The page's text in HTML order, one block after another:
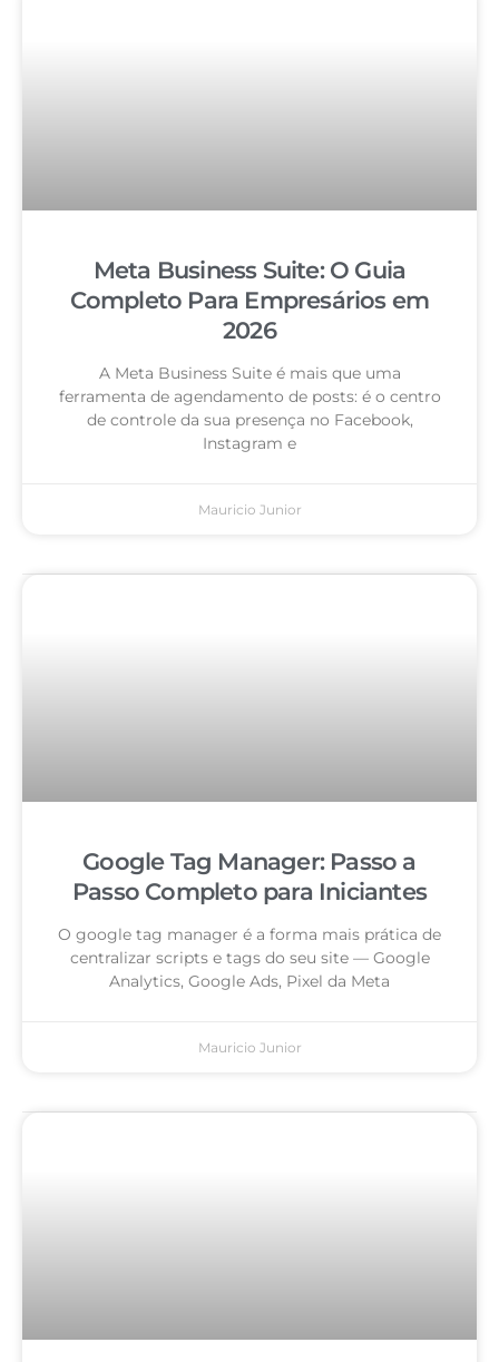
Meta Business Suite: O Guia
Completo Para Empresários em
2026
A Meta Business Suite é mais que uma
ferramenta de agendamento de posts: é o centro
de controle da sua presença no Facebook,
Instagram e
Mauricio Junior
Google Tag Manager: Passo a
Passo Completo para Iniciantes
O google tag manager é a forma mais prática de
centralizar scripts e tags do seu site — Google
Analytics, Google Ads, Pixel da Meta
Mauricio Junior